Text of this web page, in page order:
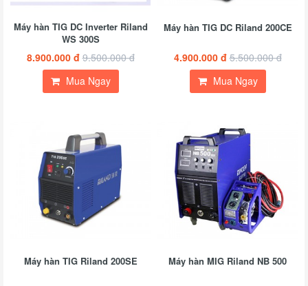
Máy hàn TIG DC Inverter Riland
WS 300S
8.900.000 đ 9.500.000 đ
Mua Ngay
Máy hàn TIG DC Riland 200CE
4.900.000 đ 5.500.000 đ
Mua Ngay
Máy hàn TIG Riland 200SE Máy hàn MIG Riland NB 500